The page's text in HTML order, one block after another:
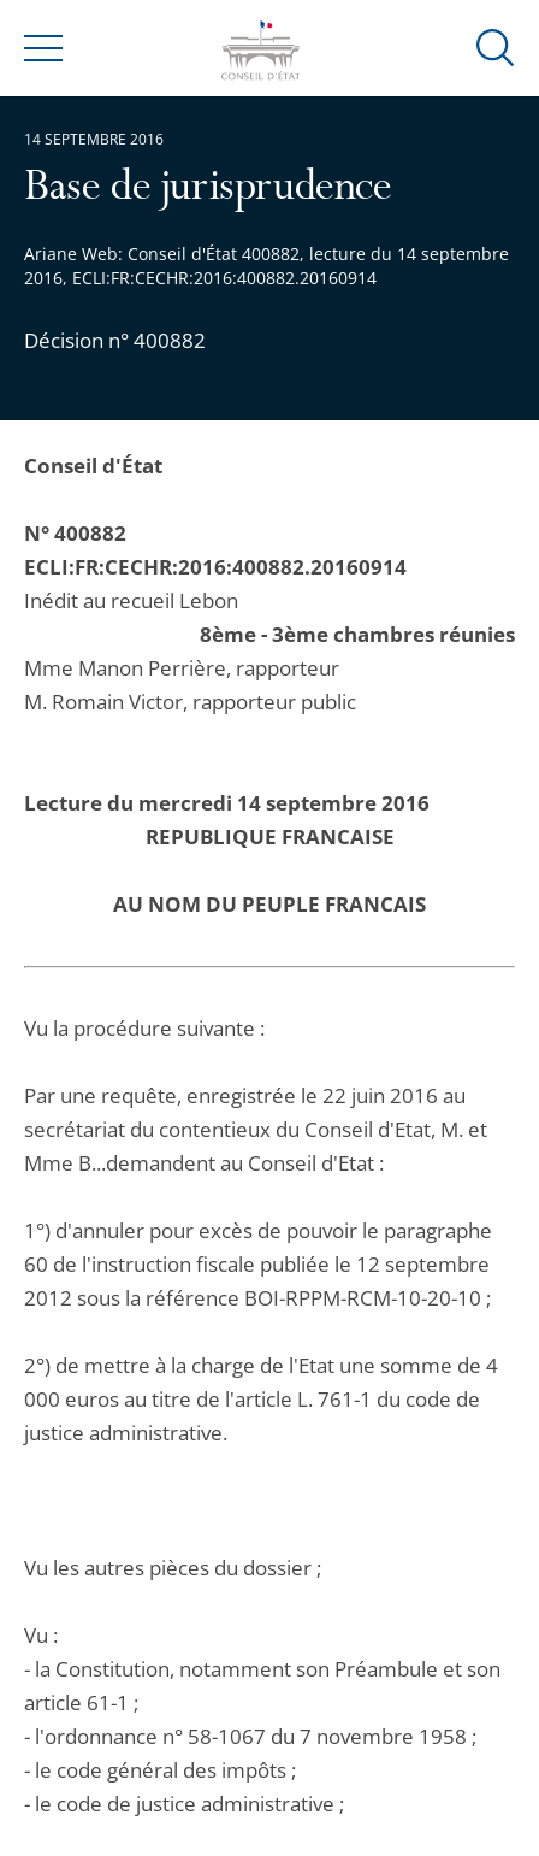
Menu
Ouvrir
Base de jurisprudence
Ariane Web: Conseil d'État 400882, lecture du 14 septembre
2016, ECLI:FR:CECHR:2016:400882.20160914
Décision n° 400882
14 SEPTEMBRE 2016
Conseil d'État
N° 400882
ECLI:FR:CECHR:2016:400882.20160914
Inédit au recueil Lebon
8ème - 3ème chambres réunies
Mme Manon Perrière, rapporteur
M. Romain Victor, rapporteur public
Lecture du mercredi 14 septembre 2016
REPUBLIQUE FRANCAISE
AU NOM DU PEUPLE FRANCAIS
Vu la procédure suivante :
Par une requête, enregistrée le 22 juin 2016 au
secrétariat du contentieux du Conseil d'Etat, M. et
Mme B...demandent au Conseil d'Etat :
1°) d'annuler pour excès de pouvoir le paragraphe
60 de l'instruction fiscale publiée le 12 septembre
2012 sous la référence BOI-RPPM-RCM-10-20-10 ;
2°) de mettre à la charge de l'Etat une somme de 4
000 euros au titre de l'article L. 761-1 du code de
justice administrative.
Vu les autres pièces du dossier ;
Vu :
- la Constitution, notamment son Préambule et son
article 61-1 ;
- l'ordonnance n° 58-1067 du 7 novembre 1958 ;
- le code général des impôts ;
- le code de justice administrative ;